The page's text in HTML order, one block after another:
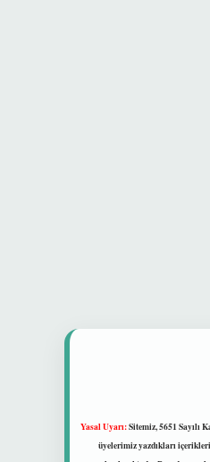
Yasal Uyarı:Sitemiz, 5651 Sayılı
üyelerimiz yazdıkları